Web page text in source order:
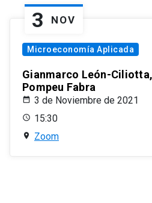
3 NOV
Microeconomía Aplicada
Gianmarco León-
Pompeu Fabra
3 de Noviembre de 2021
15:30
Zoom